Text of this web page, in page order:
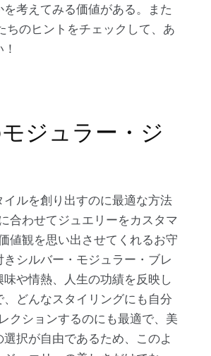
考えてみる価値がある。また
ちのヒントをチェックして、あ
ジュラー・ジ
ルを創り出すのに最適な方法
合わせてジュエリーをカスタマ
値観を思い出させてくれるお守
シルバー・モジュラー・ブレ
や情熱、人生の功績を反映し
どんなスタイリングにも自分
クションするのにも最適で、美
択が自由であるため、このよ